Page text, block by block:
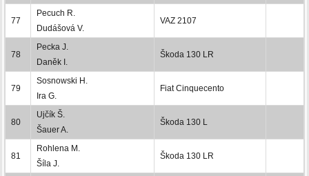
77
Pecuch R.
Dudášová V.
VAZ 2107
78
Pecka J.
Daněk I.
Škoda 130 LR
79
Sosnowski H.
Ira G.
Fiat Cinquecento
80
Ujčík Š.
Šauer A.
Škoda 130 L
81
Rohlena M.
Šíla J.
Škoda 130 LR